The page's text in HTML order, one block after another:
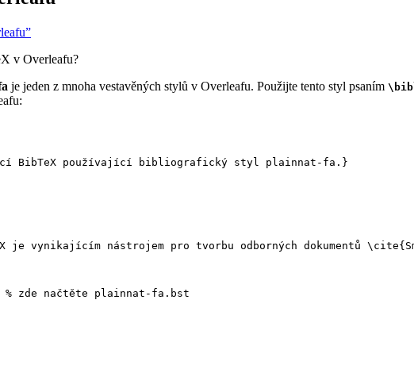
v Overleafu?
je jeden z mnoha vestavěných stylů v Overleafu. Použijte tento styl psaním
BibTeX používající bibliografický styl plainnat-fa.}
je vynikajícím nástrojem pro tvorbu odborných dokumentů \cite{
% zde načtěte plainnat-fa.bst